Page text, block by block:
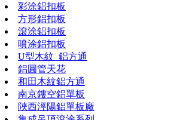
彩涂鋁扣板
方形鋁扣板
滾涂鋁扣板
噴涂鋁扣板
U型木紋_鋁方通
鋁圓管天花
和田木紋鋁方通
南京鏤空鋁單板
陜西涇陽鋁單板廠